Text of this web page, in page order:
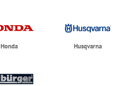
Honda Husqvarna